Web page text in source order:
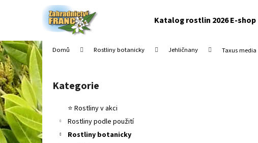
Katalog rostlin 2026 E-shop
Domů Rostliny botanicky Jehličnany Taxus
P
o
s
t
r
a
Přeskočit
kategorie
Kategorie
⭐ Rostliny v akci
Rostliny podle použití
Rostliny botanicky
í
k
Zpět
do
obchodu
Zpět
do
obchodu